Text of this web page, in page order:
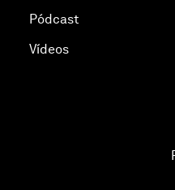
Pódcast
Vídeos